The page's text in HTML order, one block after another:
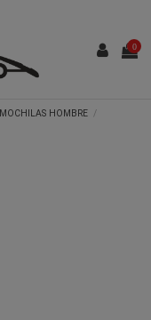
0
MOCHILAS HOMBRE